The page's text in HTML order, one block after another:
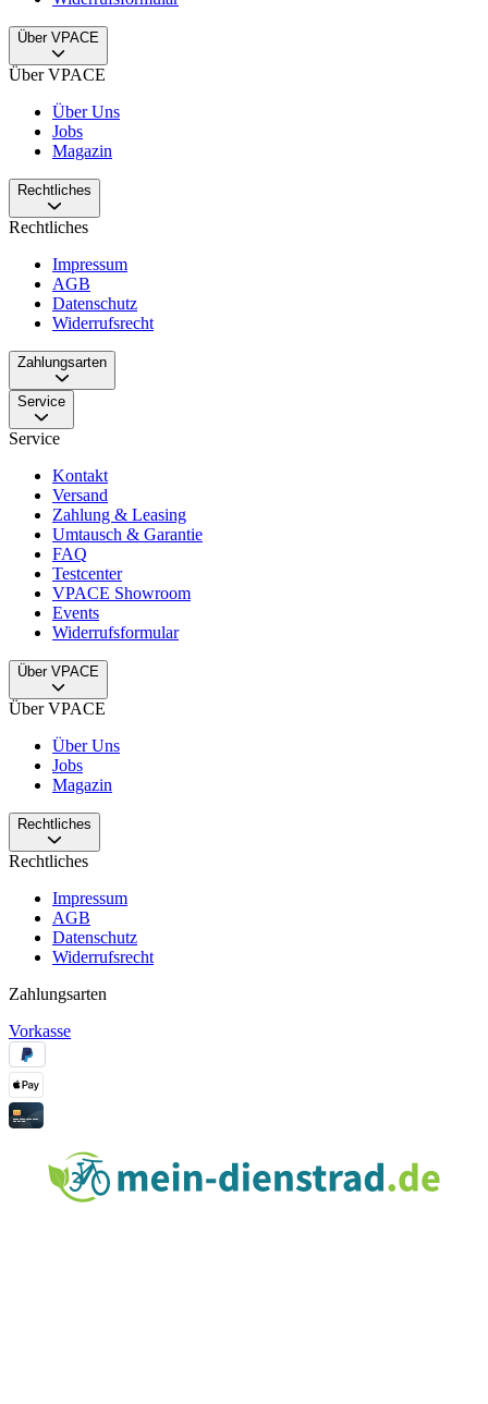
Über VPACE
Über VPACE
Über Uns
Jobs
Magazin
Rechtliches
Rechtliches
Impressum
AGB
Datenschutz
Widerrufsrecht
Zahlungsarten
Service
Service
Kontakt
Versand
Zahlung & Leasing
Umtausch & Garantie
FAQ
Testcenter
VPACE Showroom
Events
Widerrufsformular
Über VPACE
Über VPACE
Über Uns
Jobs
Magazin
Rechtliches
Rechtliches
Impressum
AGB
Datenschutz
Widerrufsrecht
Zahlungsarten
Vorkasse